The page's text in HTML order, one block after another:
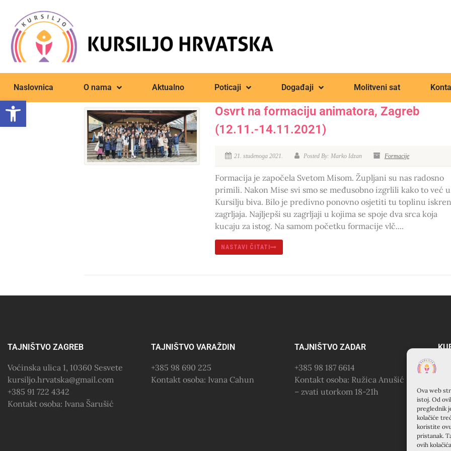
Open toolbar
Ova web
istoj. Od
preglednik
kolačiće
koristite
pristanak.
ovih
Naslovnica O nama Aktualno Poticaji Događaji Molitveni sat
Osvrt na formaciju animatora, Zagreb
(12.11.-14.11.2021)
21. studenoga 2021. Posted By: Marko Idzan Formacije
Formacija je započela Svetom Misom. Župljani su nas radosno
primili. Nakon Mise svi smo se međusobno izgrlili kako to već u
Kursilju biva. Bilo je predivno ponovno osjetiti tu toplinu
zagrljaja. Najljepši su zagrljaji u kojima se spoje dva srca koja
kucaju za istog. Na samom početku formacije vlč....
NASTAVI ČITATI
TAJNIŠTVO ZAGREB
Voćinska ulica 1, 10360 Sesvete
kursiljo.hrvatska@gmail.com
+385 91 722 4342
Kontakt osoba: Ivana Šarušić
TAJNIŠTVO VARAŽDIN
+385 98 690 225
Kontakt osoba: Ivana Cahun
TAJNIŠTVO ZADAR
+385 98 187 6614
Kontakt osoba: Ružica Anušić
– zvati utorkom 18-21h